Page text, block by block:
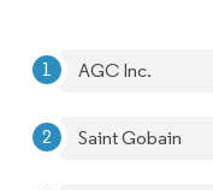
AGC Inc.
Saint Gobain